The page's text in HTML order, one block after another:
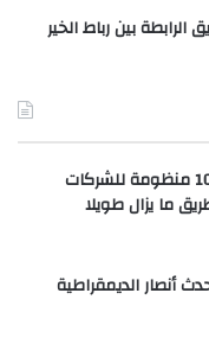
بين رباط الخير
المغرب ضمن أفضل 100 منظومة للشركات
ما يزال طويلا
أنصار الديمقراطية